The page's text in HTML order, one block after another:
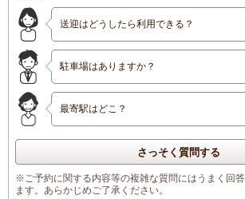
送迎はどうしたら利用できる？
駐車場はありますか？
最寄駅はどこ？
さっそく質問する
※ご予約に関する内容等の複雑な質問にはうまく回
ます。あらかじめご了承ください。